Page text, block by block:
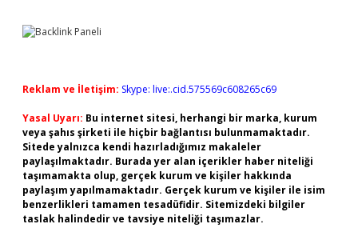
Reklam ve İletişim: Skype: live:.cid.575569c608265c69
Yasal Uyarı: Bu internet sitesi, herhangi bir marka, kurum
veya şahıs şirketi ile hiçbir bağlantısı bulunmamaktadır.
Sitede yalnızca kendi hazırladığımız makaleler
paylaşılmaktadır. Burada yer alan içerikler haber niteliği
taşımamakta olup, gerçek kurum ve kişiler hakkında
paylaşım yapılmamaktadır. Gerçek kurum ve kişiler ile isim
benzerlikleri tamamen tesadüfidir. Sitemizdeki bilgiler
taslak halindedir ve tavsiye niteliği taşımazlar.